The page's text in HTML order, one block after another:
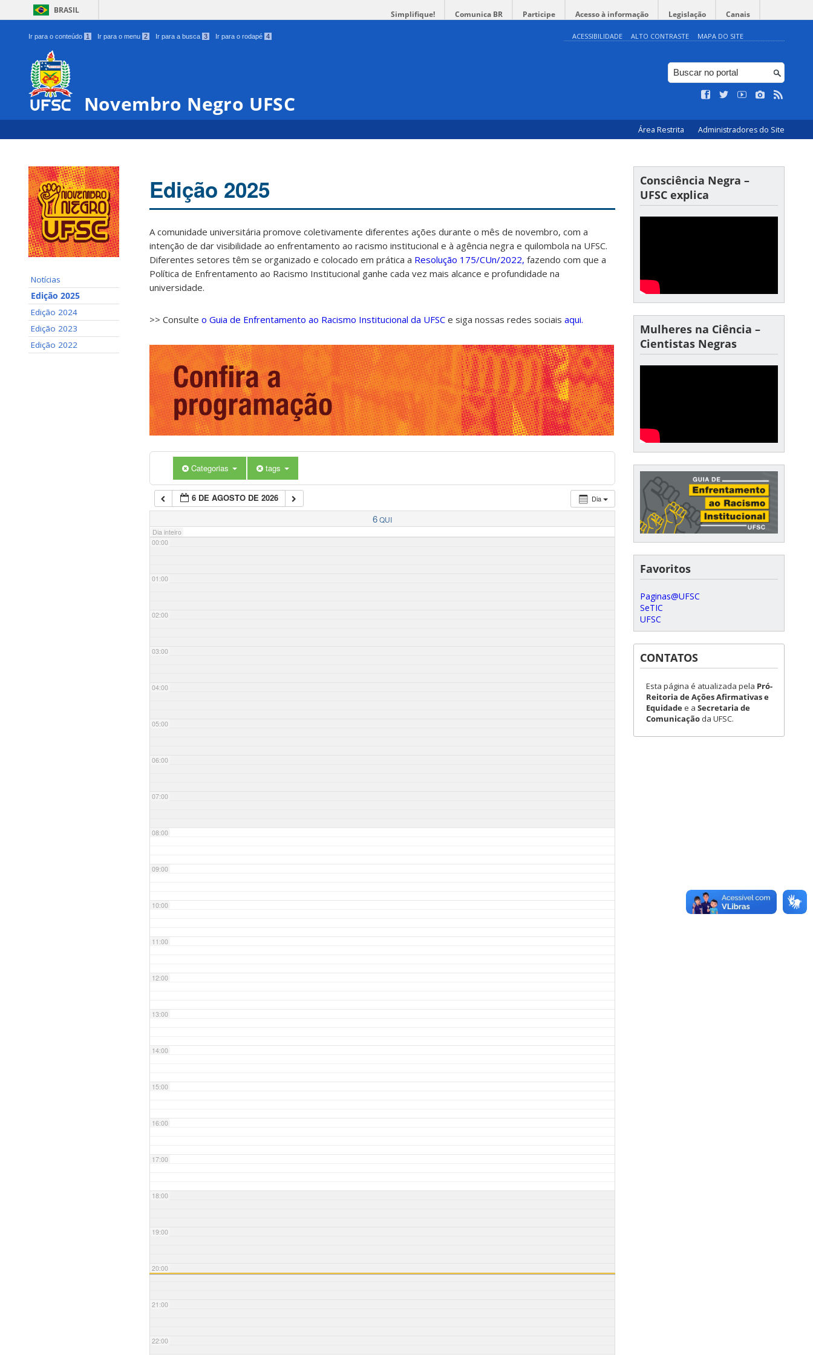
BRASIL Simplifique! Comunica BR Participe Acesso à informação Legislação Canais
Ir para o conteúdo 1 Ir para o menu 2 Ir para a busca 3 Ir para o rodapé 4 ACESSIBILIDADE ALTO CONTRASTE MAPA DO SITE
Novembro Negro UFSC
Área Restrita Administradores do Site
Notícias
Edição 2025
Edição 2024
Edição 2023
Edição 2022
Edição 2025
A comunidade universitária promove coletivamente diferentes ações durante o mês de novembro, com a
intenção de dar visibilidade ao enfrentamento ao racismo institucional e à agência negra e quilombola na UFSC.
Diferentes setores têm se organizado e colocado em prática a Resolução 175/CUn/2022, fazendo com que a
Política de Enfrentamento ao Racismo Institucional ganhe cada vez mais alcance e profundidade na
universidade.
>> Consulte o Guia de Enfrentamento ao Racismo Institucional da UFSC e siga nossas redes sociais aqui.
Categorias tags
Dia
6 DE AGOSTO DE 2026
6QUI
Dia inteiro
00:00
01:00
02:00
03:00
04:00
05:00
06:00
07:00
08:00
09:00
10:00
11:00
12:00
13:00
14:00
15:00
16:00
17:00
18:00
19:00
20:00
21:00
22:00
Consciência Negra –
UFSC explica
Mulheres na Ciência –
Cientistas Negras
Favoritos
Paginas@UFSC
SeTIC
UFSC
CONTATOS
Esta página é atualizada pela Pró-
Reitoria de Ações Afirmativas e
Equidadee a Secretaria de
Comunicação da UFSC.